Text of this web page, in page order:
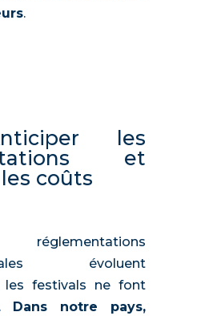
.
les
et
coûts
évoluent
les festivals ne font
Dans notre pays,